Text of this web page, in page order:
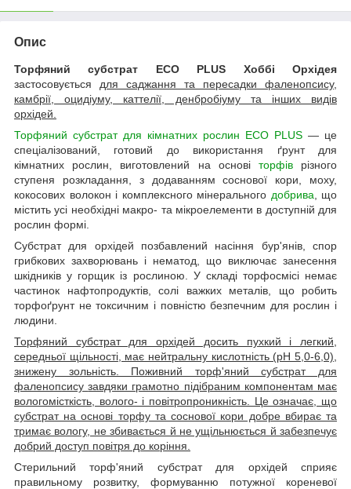
Опис
Торфяний субстрат ECO PLUS Хоббі Орхідея
застосовується для саджання та пересадки фаленопсису,
камбрії, оцидіуму, каттелії, денбробіуму та інших видів
орхідей.
Торфяний субстрат для кімнатних рослин ECO PLUS — це
спеціалізований, готовий до використання ґрунт для
кімнатних рослин, виготовлений на основі торфіврізного
ступеня розкладання, з додаванням соснової кори, моху,
кокосових волокон і комплексного мінерального добрива , що
містить усі необхідні макро- та мікроелементи в доступній для
рослин формі.
Субстрат для орхідей позбавлений насіння бур'янів, спор
грибкових захворювань і нематод, що виключає занесення
шкідників у горщик із рослиною. У складі торфосмісі немає
частинок нафтопродуктів, солі важких металів, що робить
торфоґрунт не токсичним і повністю безпечним для рослин і
людини.
Торфяний субстрат для орхідей досить пухкий і легкий,
середньої щільності, має нейтральну кислотність (pH 5,0-6,0),
знижену зольність. Поживний торф'яний субстрат для
фаленопсисузавдяки грамотно підібраним компонентам має
вологомісткість, волого- і повітропроникність. Це означає, що
субстрат на основі торфу та соснової кори добре вбирає та
тримає вологу, не збивається й не ущільнюється й забезпечує
добрий доступ повітря до коріння.
Стерильний торф'яний субстрат для орхідей сприяє
правильному розвитку, формуванню потужної кореневої